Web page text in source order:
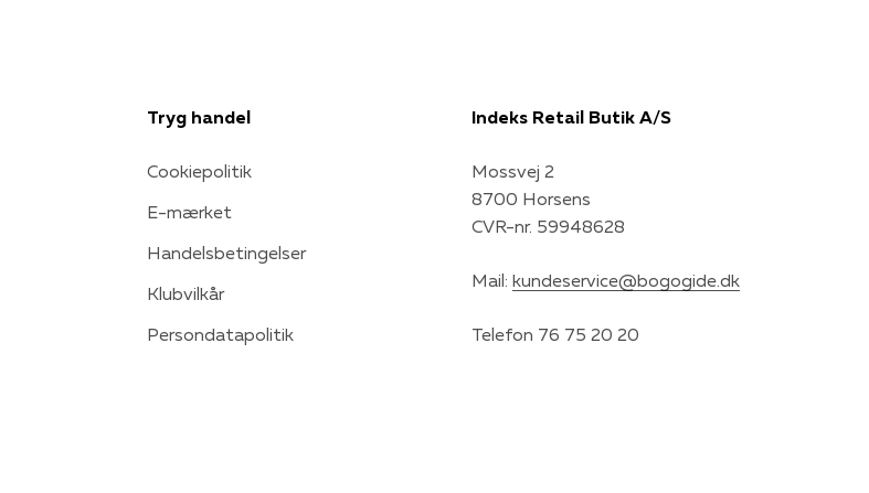
Tryg handel
Cookiepolitik
E-mærket
Handelsbetingelser
Klubvilkår
Persondatapolitik
Indeks Retail Butik A/S
Mossvej 2
8700 Horsens
CVR-nr. 59948628
Mail: kundeservice@bogogide.dk
Telefon 76 75 20 20